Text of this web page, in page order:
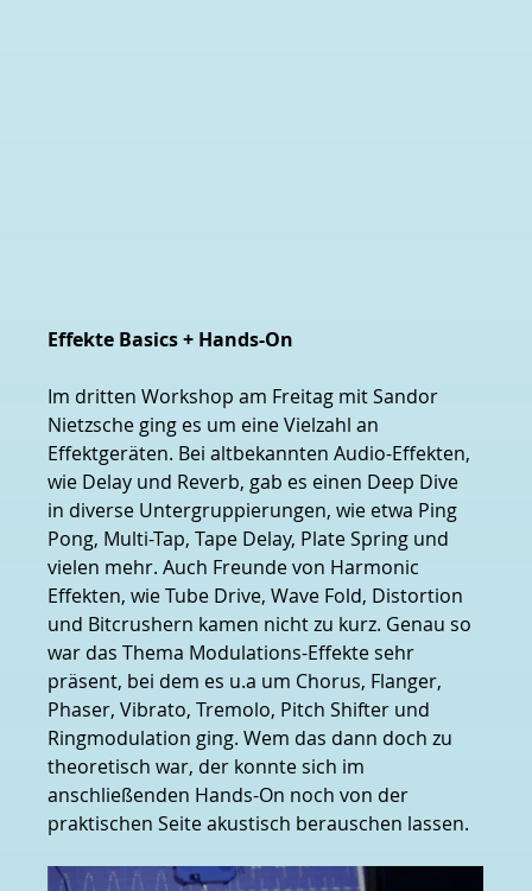
Effekte Basics + Hands-On
Im dritten Workshop am Freitag mit Sandor
Nietzsche ging es um eine Vielzahl an
Effektgeräten. Bei altbekannten Audio-Effekten,
wie Delay und Reverb, gab es einen Deep Dive
in diverse Untergruppierungen, wie etwa Ping
Pong, Multi-Tap, Tape Delay, Plate Spring und
vielen mehr. Auch Freunde von Harmonic
Effekten, wie Tube Drive, Wave Fold, Distortion
und Bitcrushern kamen nicht zu kurz. Genau so
war das Thema Modulations-Effekte sehr
präsent, bei dem es u.a um Chorus, Flanger,
Phaser, Vibrato, Tremolo, Pitch Shifter und
Ringmodulation ging. Wem das dann doch zu
theoretisch war, der konnte sich im
anschließenden Hands-On noch von der
praktischen Seite akustisch berauschen lassen.